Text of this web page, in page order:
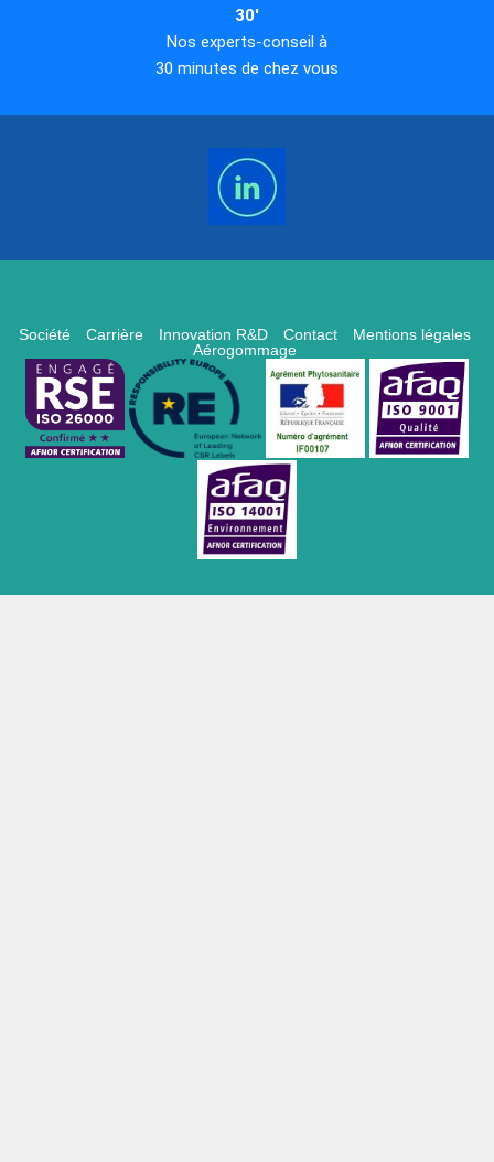
30'
Nos experts-conseil à
30 minutes de chez vous
Société Carrière Innovation R&D Contact
Mentions légales
Aérogommage